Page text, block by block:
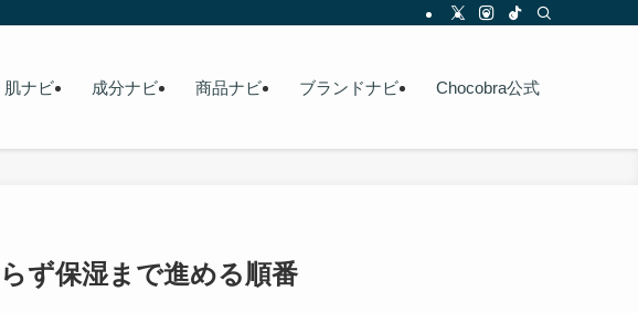
肌ナビ 成分ナビ 商品ナビ ブランドナビ Chocobra公式
ず保湿まで進める順番